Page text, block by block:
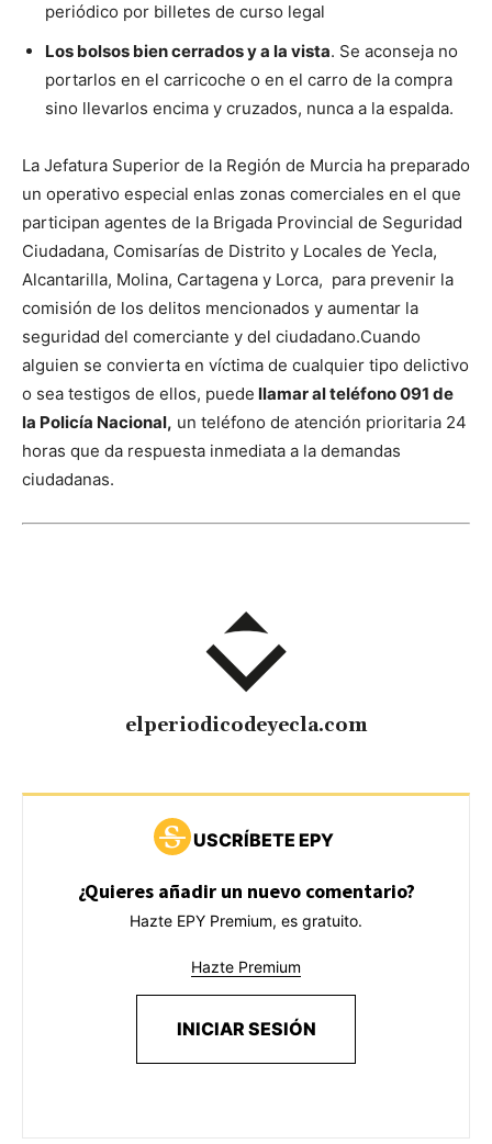
periódico por billetes de curso legal
Los bolsos bien cerrados y a la vista. Se aconseja no
portarlos en el carricoche o en el carro de la compra
sino llevarlos encima y cruzados, nunca a la espalda.
La Jefatura Superior de la Región de Murcia ha preparado
un operativo especial enlas zonas comerciales en el que
participan agentes de la Brigada Provincial de Seguridad
Ciudadana, Comisarías de Distrito y Locales de Yecla,
Alcantarilla, Molina, Cartagena y Lorca, para prevenir la
comisión de los delitos mencionados y aumentar la
seguridad del comerciante y del ciudadano.Cuando
alguien se convierta en víctima de cualquier tipo delictivo
o sea testigos de ellos, puede llamar al teléfono 091 de
la Policía Nacional, un teléfono de atención prioritaria 24
horas que da respuesta inmediata a la demandas
ciudadanas.
elperiodicodeyecla.com
USCRÍBETE EPY
¿Quieres añadir un nuevo comentario?
Hazte EPY Premium, es gratuito.
Hazte Premium
INICIAR SESIÓN